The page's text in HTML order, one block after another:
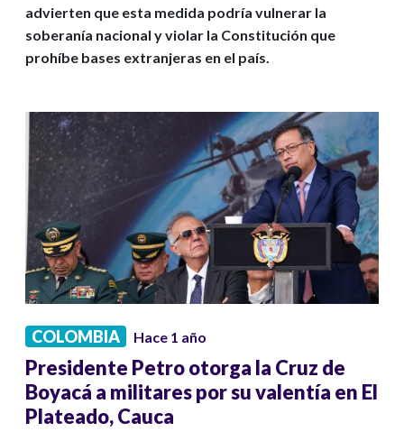
advierten que esta medida podría vulnerar la
soberanía nacional y violar la Constitución que
prohíbe bases extranjeras en el país.
COLOMBIA Hace 1 año
Presidente Petro otorga la Cruz de
Boyacá a militares por su valentía en El
Plateado, Cauca